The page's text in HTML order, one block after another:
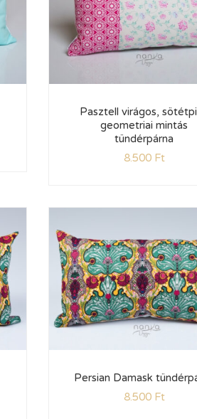
Pasztell virágos,
geometriai mintás
tündérpárna
8.500 Ft
Persian Damask
8.500 Ft